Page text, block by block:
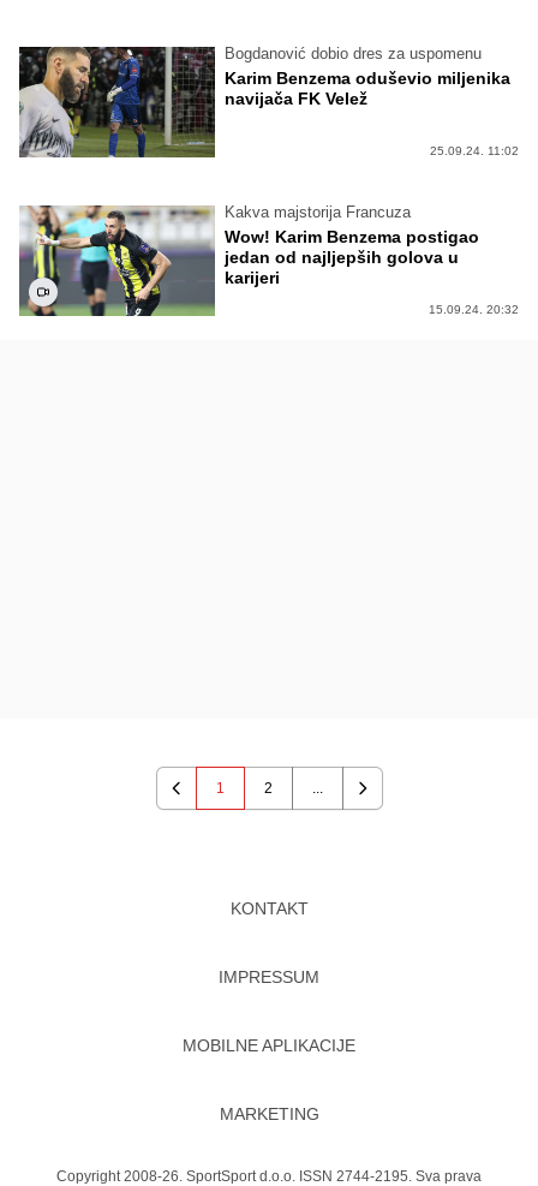
Bogdanović dobio dres za uspomenu
Karim Benzema oduševio miljenika
navijača FK Velež
25.09.24. 11:02
Kakva majstorija Francuza
Wow! Karim Benzema postigao
jedan od najljepših golova u
karijeri
15.09.24. 20:32
Previous
1 2
Next
KONTAKT
IMPRESSUM
MOBILNE APLIKACIJE
MARKETING
Copyright 2008-26. SportSport d.o.o. ISSN 2744-2195. Sva prava